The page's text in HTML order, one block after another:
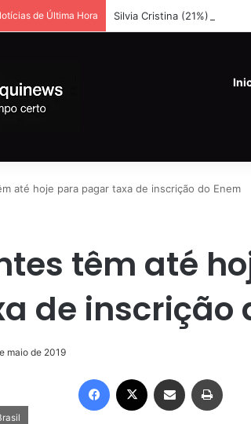
de Última Hora Silvia Cristina (21%) e Dr.
até hoje para pagar taxa de inscrição do Enem
têm até
de inscrição
maio de 2019
Facebook Compartilhar via e-mail